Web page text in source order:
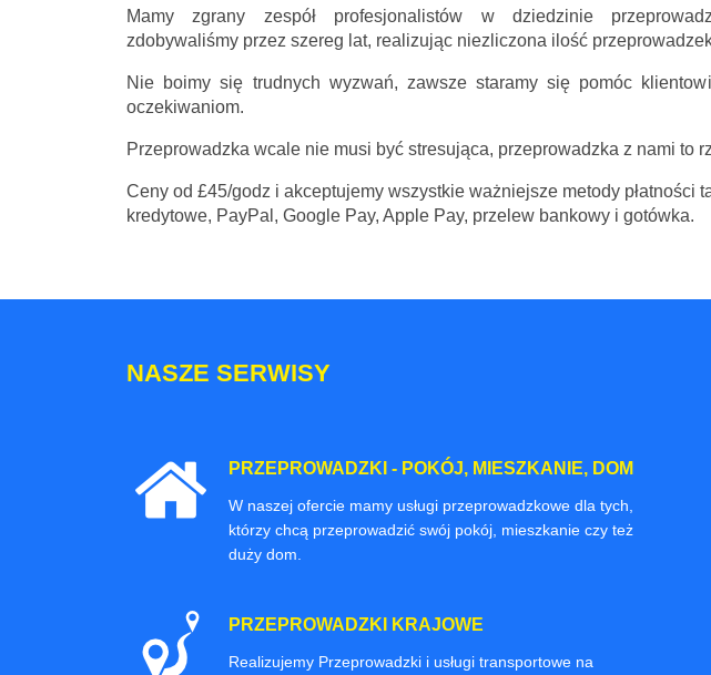
Mamy zgrany zespół profesjonalistów w dziedzinie
zdobywaliśmy przez szereg lat, realizując niezliczona ilość
Nie boimy się trudnych wyzwań, zawsze staramy się pomóc
oczekiwaniom.
Przeprowadzka wcale nie musi być stresująca, przeprowadzka z nami to
Ceny od £45/godz i akceptujemy wszystkie ważniejsze metody płatności
kredytowe, PayPal, Google Pay, Apple Pay, przelew bankowy i gotówka.
NASZE SERWISY
PRZEPROWADZKI - POKÓJ, MIESZKANIE, DOM
W naszej ofercie mamy usługi przeprowadzkowe dla tych,
którzy chcą przeprowadzić swój pokój, mieszkanie czy też
duży dom.
PRZEPROWADZKI KRAJOWE
Realizujemy Przeprowadzki i usługi transportowe na